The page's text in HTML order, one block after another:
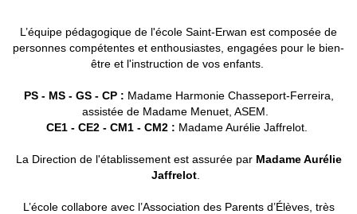
L’équipe pédagogique de l'école Saint-Erwan est composée de
personnes compétentes et enthousiastes, engagées pour le bien-
être et l'instruction de vos enfants.
PS - MS - GS - CP : Madame Harmonie Chasseport-Ferreira,
assistée de Madame Menuet, ASEM.
CE1 - CE2 - CM1 - CM2 : Madame Aurélie Jaffrelot.
La Direction de l'établissement est assurée par Madame Aurélie
Jaffrelot.
L’école collabore avec l’Association des Parents d’Élèves, très